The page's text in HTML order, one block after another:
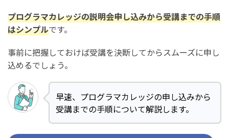
プログラマカレッジの説明会申し込みから受講までの手順
はシンプルです。
事前に把握しておけば受講を決断してからスムーズに申し
込めるでしょう。
早速、プログラマカレッジの申し込みから
受講までの手順について解説します。